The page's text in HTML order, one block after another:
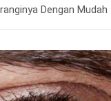
Dengan Mudah